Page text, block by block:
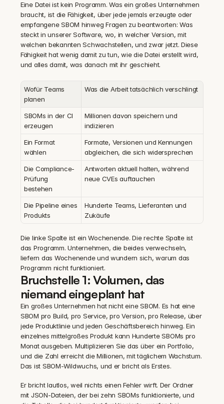
Eine Datei ist kein Programm. Was ein großes Unternehmen
braucht, ist die Fähigkeit, über jede jemals erzeugte oder
empfangene SBOM hinweg Fragen zu beantworten: Was
steckt in unserer Software, wo, in welcher Version, mit
welchen bekannten Schwachstellen, und zwar jetzt. Diese
Fähigkeit hat wenig damit zu tun, wie die Datei erstellt wird,
und alles damit, was danach mit ihr geschieht.
Wofür Teams
planen
Was die Arbeit tatsächlich verschlingt
SBOMs in der CI
erzeugen
Millionen davon speichern und
indizieren
Ein Format
wählen
Formate, Versionen und Kennungen
abgleichen, die sich widersprechen
Die Compliance-
Prüfung
bestehen
Antworten aktuell halten, während
neue CVEs auftauchen
Die Pipeline eines
Produkts
Hunderte Teams, Lieferanten und
Zukäufe
Die linke Spalte ist ein Wochenende. Die rechte Spalte ist
das Programm. Unternehmen, die beides verwechseln,
liefern das Wochenende und wundern sich, warum das
Programm nicht funktioniert.
Bruchstelle 1: Volumen, das
niemand eingeplant hat
Ein großes Unternehmen hat nicht eine SBOM. Es hat eine
SBOM pro Build, pro Service, pro Version, pro Release, über
jede Produktlinie und jeden Geschäftsbereich hinweg. Ein
einzelnes mittelgroßes Produkt kann Hunderte SBOMs pro
Monat ausgeben. Multiplizieren Sie das über ein Portfolio,
und die Zahl erreicht die Millionen, mit täglichem Wachstum.
Das ist SBOM-Wildwuchs, und er bricht als Erstes.
Er bricht lautlos, weil nichts einen Fehler wirft. Der Ordner
mit JSON-Dateien, der bei zehn SBOMs funktionierte, und